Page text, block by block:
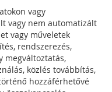
vagy
vagy nem automatizált
vagy műveletek
rendszerezés,
megváltoztatás,
közlés továbbítás,
hozzáférhetővé